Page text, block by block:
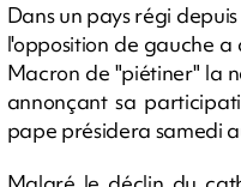
Dans un pays régi
l'opposition de gauche
Macron de "piétiner" la
annonçant sa
pape présidera samedi